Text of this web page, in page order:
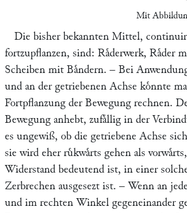
Mit
Die bisher bekannten Mittel,
fortzupflanzen, sind: Raͤderwerk, Raͤder
Scheiben mit Baͤndern. – Bei
und an der getriebenen Achse koͤnnte
Fortpflanzung der Bewegung rechnen.
Bewegung anhebt, zufaͤllig in der
es ungewiß, ob die getriebene Achse
sie wird eher ruͤkwaͤrts gehen als
Widerstand bedeutend ist, in einer
Zerbrechen ausgesezt ist. – Wenn an
und im rechten Winkel gegeneinander